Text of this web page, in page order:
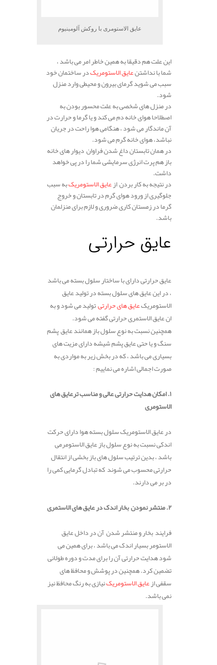
عایق الاستومری با روکش آلومینیوم
این علت هم دقیقا به همین خاطر امر می باشد ،
شما با نداشتنعایق الاستومریکدر ساختمان خود
سبب می شوید گرمای بیرون و محیطی وارد منزل
شود.
در منزل های شخصی به علت محسور بودن به
اصطلاحا هوای خانه دم می کند و یا گرما و حرارت در
آن ماندگار می شود ، هنگامی هوا راحت در جریان
نباشد، هوای خانه گرم می شود.
در همان تابستان داغ شدن فراوان دیوار های خانه
باز هم پرت انرژی سرمایشی شما را در پی خواهد
داشت.
در نتیجه به کار بردن ازعایق الاستومریکبه سبب
جلوگیری از ورود هوای گرم در تابستان و خروج
گرما در زمستان کاری ضروری و لازم برای منزلمان
باشد.
عایق حرارتی
عایق حرارتی دارای با ساختار سلول بسته می باشد
، در این عایق های سلول بسته در تولید عایق
الاستومریکعایق های حرارتیتولید می شود و به
ان عایق الاستمری حرارتی گفته می شود.
همچنین نسبت به نوع سلول باز همانند عایق پشم
سنگ و یا حتی عایق پشم شیشه دارای مزیت های
بسیاری می باشد ، که در بخش زیر به مواردی به
صورت اجمالی اشاره می نماییم :
۱. امکان هدایت حرارتی عالی و مناسب ترعایق های
الاستومری
در عایق الاستومریک سلول بسته هوا دارای حرکت
اندکی نسبت به نوع سلول باز عایق الاستومرمی
باشد ، بدین ترتیب سلول های باز بخشی از انتقال
حرارتی محسوب می شوند که تبادل گرمایی کمی را
در بر می دارند.
۲. منتشر نمودن بخار اندک در عایق های الاستمری
فرایند بخار و منتشر شدن آن در داخل عایق
الاستومر بسیار اندک می باشد ، برای همین می
شود هدایت حرارتی آن را برای مدت و دوره طولانی
تضمین کرد. همچنین در پوشش و محافظ های
سقفی ازعایق الاستومریکنیازی به رنگ محافظ نیز
نمی باشد.